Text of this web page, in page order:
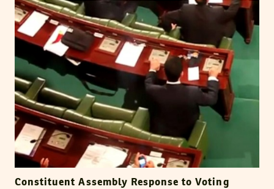
Constituent Assembly Response to Voting